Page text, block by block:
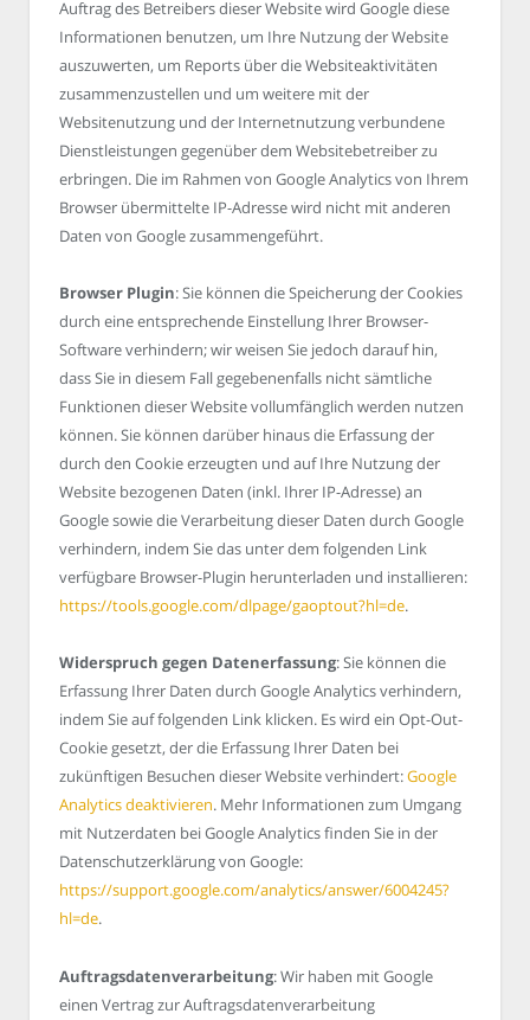
Auftrag des Betreibers dieser Website wird Google diese
Informationen benutzen, um Ihre Nutzung der Website
auszuwerten, um Reports über die Websiteaktivitäten
zusammenzustellen und um weitere mit der
Websitenutzung und der Internetnutzung verbundene
Dienstleistungen gegenüber dem Websitebetreiber zu
erbringen. Die im Rahmen von Google Analytics von Ihrem
Browser übermittelte IP-Adresse wird nicht mit anderen
Daten von Google zusammengeführt.
Browser Plugin: Sie können die Speicherung der Cookies
durch eine entsprechende Einstellung Ihrer Browser-
Software verhindern; wir weisen Sie jedoch darauf hin,
dass Sie in diesem Fall gegebenenfalls nicht sämtliche
Funktionen dieser Website vollumfänglich werden nutzen
können. Sie können darüber hinaus die Erfassung der
durch den Cookie erzeugten und auf Ihre Nutzung der
Website bezogenen Daten (inkl. Ihrer IP-Adresse) an
Google sowie die Verarbeitung dieser Daten durch Google
verhindern, indem Sie das unter dem folgenden Link
verfügbare Browser-Plugin herunterladen und installieren:
https://tools.google.com/dlpage/gaoptout?hl=de.
Widerspruch gegen Datenerfassung: Sie können die
Erfassung Ihrer Daten durch Google Analytics verhindern,
indem Sie auf folgenden Link klicken. Es wird ein Opt-Out-
Cookie gesetzt, der die Erfassung Ihrer Daten bei
zukünftigen Besuchen dieser Website verhindert:Google
Analytics deaktivieren. Mehr Informationen zum Umgang
mit Nutzerdaten bei Google Analytics finden Sie in der
Datenschutzerklärung von Google:
https://support.google.com/analytics/answer/6004245?
hl=de.
Auftragsdatenverarbeitung: Wir haben mit Google
einen Vertrag zur Auftragsdatenverarbeitung